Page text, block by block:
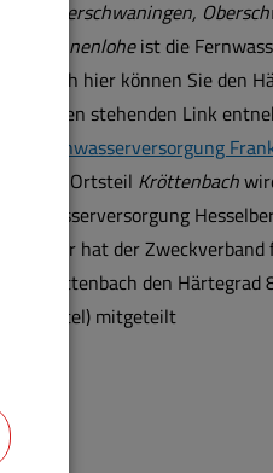
Unterschwaningen,
Dennenloheist die
Auch hier können Sie den
unten stehenden Link
Fernwasserversorgung
Der Ortsteil Kröttenbach
Wasserversorgung
Hier hat der
Kröttenbach den
mittel) mitgeteilt